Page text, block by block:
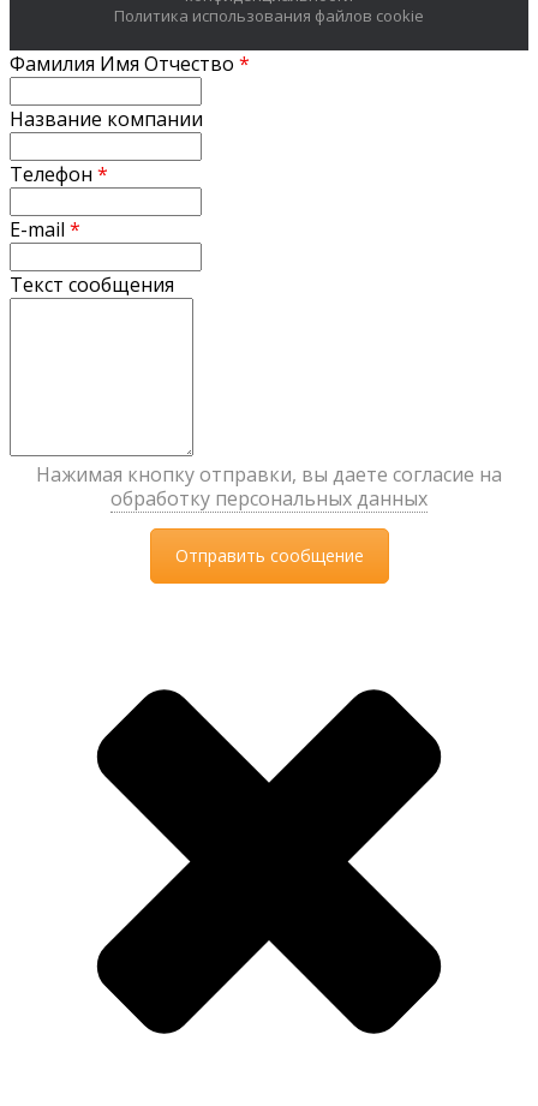
Политика использования файлов cookie
Фамилия Имя Отчество *
Название компании
Телефон *
E-mail *
Текст сообщения
Нажимая кнопку отправки, вы даете согласие на
обработку персональных данных